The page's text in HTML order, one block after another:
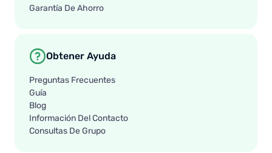
Garantía De Ahorro
Obtener Ayuda
Preguntas Frecuentes
Guía
Blog
Información Del Contacto
Consultas De Grupo